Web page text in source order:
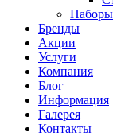
Бренды
Акции
Услуги
Компания
Блог
Информация
Галерея
Контакты